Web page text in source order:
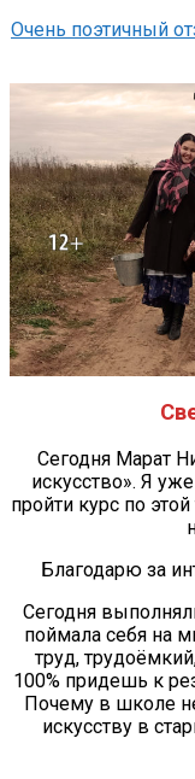
Очень поэтичный
Сегодня Марат
искусство». Я
пройти курс по
Благодарю за
Сегодня
поймала себя на
труд,
100% придешь к
Почему в школе
искусству в